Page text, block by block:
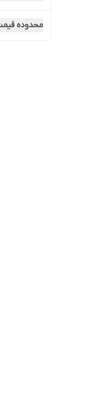
محدوده